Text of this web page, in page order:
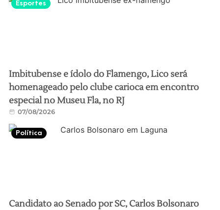
Esportes
Imbitubense e ídolo do Flamengo, Lico será
homenageado pelo clube carioca em encontro
especial no Museu Fla, no RJ
07/08/2026
Política
Candidato ao Senado por SC, Carlos Bolsonaro